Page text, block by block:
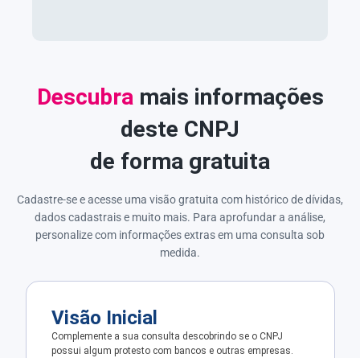
Descubra mais informações
deste CNPJ
de forma gratuita
Cadastre-se e acesse uma visão gratuita com histórico de dívidas,
dados cadastrais e muito mais. Para aprofundar a análise,
personalize com informações extras em uma consulta sob
medida.
Visão Inicial
Complemente a sua consulta descobrindo se o CNPJ
possui algum protesto com bancos e outras empresas.